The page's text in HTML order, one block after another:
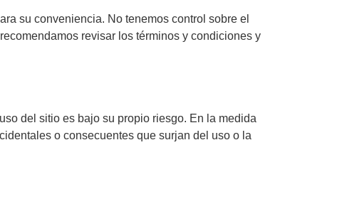
su conveniencia. No tenemos control sobre el
revisar los términos y condiciones y
del sitio es bajo su propio riesgo. En la medida
o consecuentes que surjan del uso o la